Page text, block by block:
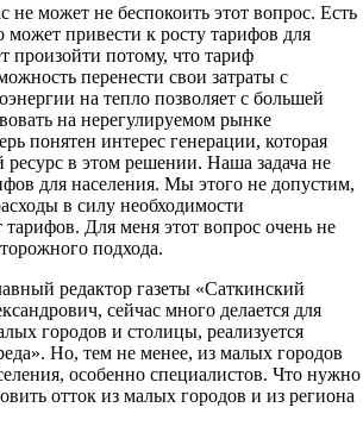
может не беспокоить этот вопрос. Есть
может привести к росту тарифов для
произойти потому, что тариф
перенести свои затраты с
на тепло позволяет с большей
на нерегулируемом рынке
понятен интерес генерации, которая
ресурс в этом решении. Наша задача не
для населения. Мы этого не допустим,
в силу необходимости
тарифов. Для меня этот вопрос очень не
подхода.
редактор газеты «Саткинский
сейчас много делается для
городов и столицы, реализуется
Но, тем не менее, из малых городов
особенно специалистов. Что нужно
отток из малых городов и из региона